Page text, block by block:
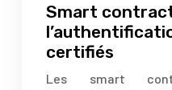
Smart
certifiés
Les smart